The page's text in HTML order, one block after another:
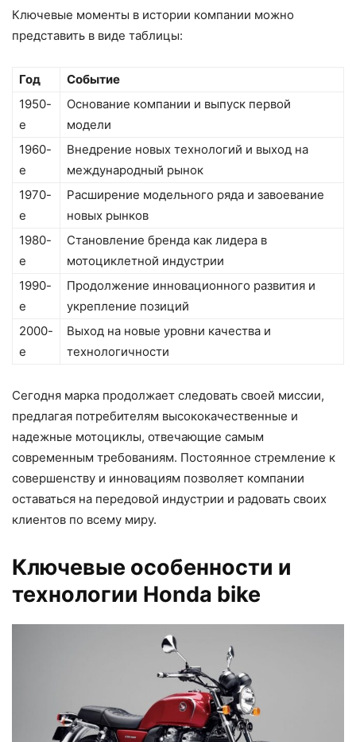
Ключевые моменты в истории компании можно
представить в виде таблицы:
Год
Событие
1950-
е
Основание компании и выпуск первой
модели
1960-
е
Внедрение новых технологий и выход на
международный рынок
1970-
е
Расширение модельного ряда и завоевание
новых рынков
1980-
е
Становление бренда как лидера в
мотоциклетной индустрии
1990-
е
Продолжение инновационного развития и
укрепление позиций
2000-
е
Выход на новые уровни качества и
технологичности
Сегодня марка продолжает следовать своей миссии,
предлагая потребителям высококачественные и
надежные мотоциклы, отвечающие самым
современным требованиям. Постоянное стремление к
совершенству и инновациям позволяет компании
оставаться на передовой индустрии и радовать своих
клиентов по всему миру.
Ключевые особенности и
технологии Honda bike